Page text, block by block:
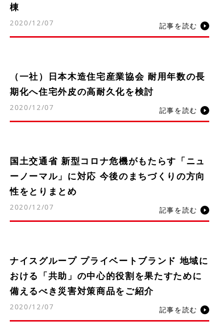
棟
2020/12/07 記事を読む
（一社）日本木造住宅産業協会 耐用年数の長
期化へ住宅外皮の高耐久化を検討
2020/12/07 記事を読む
国土交通省 新型コロナ危機がもたらす「ニュ
ーノーマル」に対応 今後のまちづくりの方向
性をとりまとめ
2020/12/07 記事を読む
ナイスグループ プライベートブランド 地域に
おける「共助」の中心的役割を果たすために
備えるべき災害対策商品をご紹介
2020/12/07 記事を読む